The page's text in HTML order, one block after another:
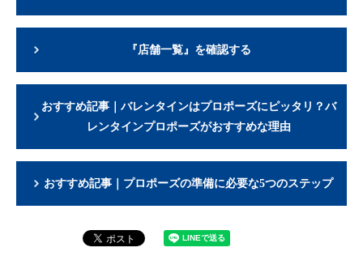
『店舗一覧』を確認する
おすすめ記事｜バレンタインはプロポーズにピッタリ？バ
レンタインプロポーズがおすすめな理由
おすすめ記事｜プロポーズの準備に必要な5つのステップ